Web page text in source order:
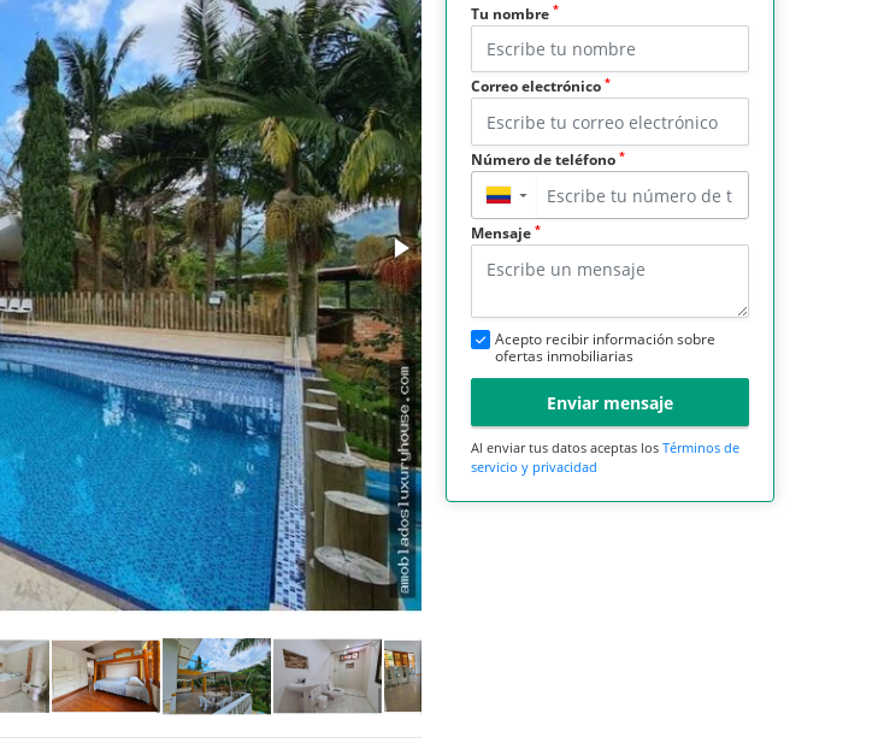
Tu nombre *
Correo electrónico *
Número de teléfono *
▼
Mensaje *
Acepto recibir información sobre
ofertas inmobiliarias
Enviar mensaje
Al enviar tus datos aceptas los Términos de
servicio y privacidad